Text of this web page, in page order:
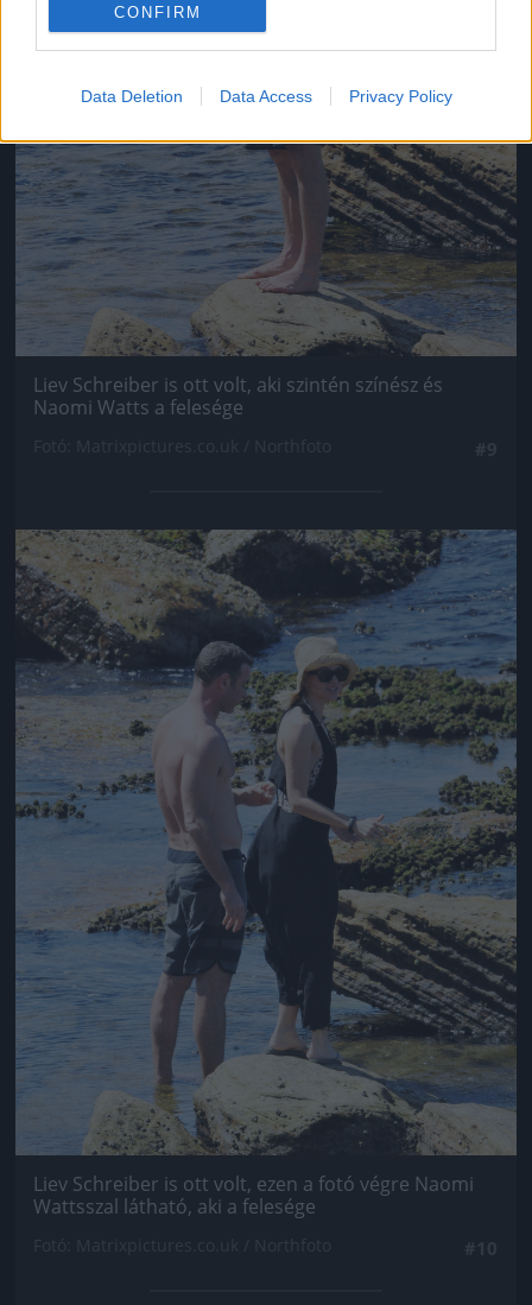
CONFIRM
Data Deletion Data Access Privacy Policy
Liev Schreiber is ott volt, aki szintén színész és
Naomi Watts a felesége
Jön még kép!
Liev Schreiber is ott volt, ezen a fotó végre Naomi
Wattsszal látható, aki a felesége